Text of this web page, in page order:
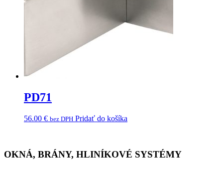
PD71
56.00 € bez DPH Pridať do košíka
OKNÁ, BRÁNY, HLINÍKOVÉ SYSTÉMY